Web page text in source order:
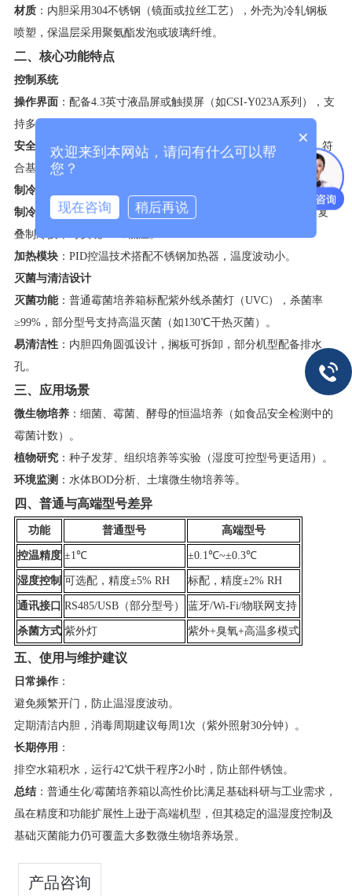
​材质​​：内胆采用304不锈钢（镜面或拉丝工艺），外壳为冷轧钢板
喷塑，保温层采用聚氨酯发泡或玻璃纤维。
​二、核心功能特点​
​控制系统​
​操作界面​​：配备4.3英寸液晶屏或触摸屏（如CSI-Y023A系列），支
持多段程序设定（如30段99周期）。
​安全保护​​：独立超温报警、压缩机过载保护、漏电保护等功能，符
合基础安全标准（如GJB150）。
​制冷与加热系统​
​制冷模块​ ​：采用环保冷媒（R134a）和进口压缩机（如泰康），复
叠制冷技术可实现-10℃低温。
​加热模块​​：PID控温技术搭配不锈钢加热器，温度波动小。
​灭菌与清洁设计​
​灭菌功能​​：普通霉菌培养箱标配紫外线杀菌灯（UVC），杀菌率
≥99%，部分型号支持高温灭菌（如130℃干热灭菌）。
​易清洁性​​：内胆四角圆弧设计，搁板可拆卸，部分机型配备排水
孔。
​三、应用场景​
​微生物培养​​：细菌、霉菌、酵母的恒温培养（如食品安全检测中的
霉菌计数）。
​植物研究​​：种子发芽、组织培养等实验（湿度可控型号更适用）。
​环境监测​ ​：水体BOD分析、土壤微生物培养等。
​四、普通与高端型号差异​
​功能​ ​普通型号​ ​高端型号​
​控温精度​ ±1℃ ±0.1℃~±0.3℃
​湿度控制​ 可选配，精度±5% RH 标配，精度±2% RH
​通讯接口​ RS485/USB（部分型号） 蓝牙/Wi-Fi/物联网支持
​杀菌方式​ 紫外灯 紫外+臭氧+高温多模式
​五、使用与维护建议​
​日常操作​​：
避免频繁开门，防止温湿度波动。
定期清洁内胆，消毒周期建议每周1次（紫外照射30分钟）。
​长期停用​ ​：
排空水箱积水，运行42℃烘干程序2小时，防止部件锈蚀。
​总结​​：普通生化/霉菌培养箱以高性价比满足基础科研与工业需求，
虽在精度和功能扩展性上逊于高端机型，但其稳定的温湿度控制及
基础灭菌能力仍可覆盖大多数微生物培养场景。
产品咨询
×
欢迎来到本网站，请问有什么可以帮
您？
现在咨询 稍后再说